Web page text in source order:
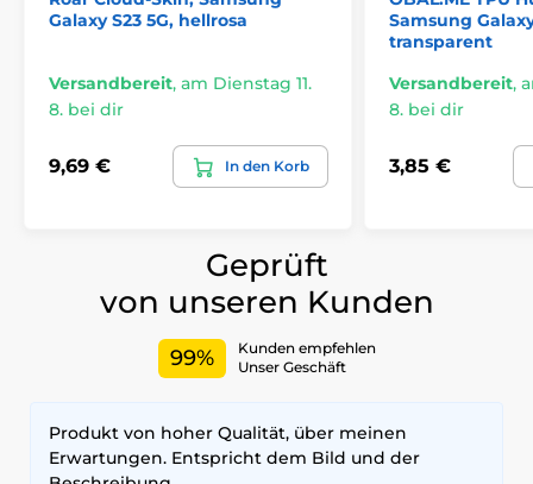
Galaxy S23 5G, hellrosa
Versandbereit, am Dienstag 11.
8. bei dir
9,69 € In den Korb
Samsung
transparent
Versandbereit,
8. bei dir
3,85 €
Geprüft
von unseren Kunden
99%
Kunden empfehlen
Unser Geschäft
Produkt von hoher Qualität, über meinen
Erwartungen. Entspricht dem Bild und der